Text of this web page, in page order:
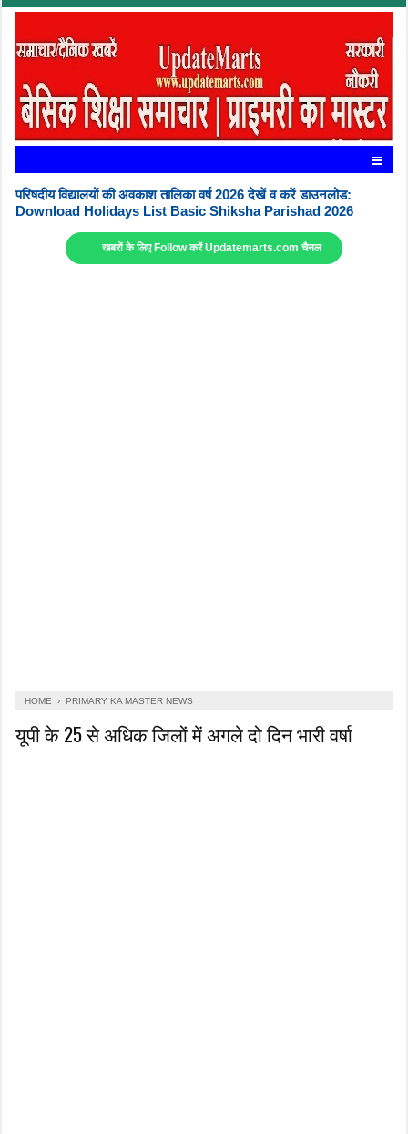
परिषदीय विद्यालयों की अवकाश तालिका वर्ष 2026 देखें व करें डाउनलोड:
Download Holidays List Basic Shiksha Parishad 2026
खबरों के लिए Follow करें Updatemarts.com चैनल
HOME › PRIMARY KA MASTER NEWS
यूपी के 25 से अधिक जिलों में अगले दो दिन भारी वर्षा